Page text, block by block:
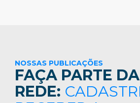
NOSSAS PUBLICAÇÕES
FAÇA PARTE
REDE: